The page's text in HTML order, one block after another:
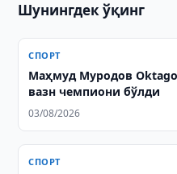
Шунингдек ўқинг
СПОРТ
Маҳмуд Муродов
вазн чемпиони бўлди
03/08/2026
СПОРТ